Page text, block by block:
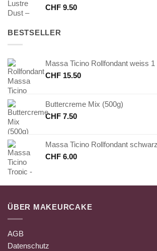
CHF 9.50
BESTSELLER
Massa Ticino Rollfondant weiss 1
CHF 15.50
Buttercreme Mix (500g)
CHF 7.50
Massa Ticino Rollfondant
CHF 6.00
ÜBER MAKEURCAKE
AGB
Datenschutz